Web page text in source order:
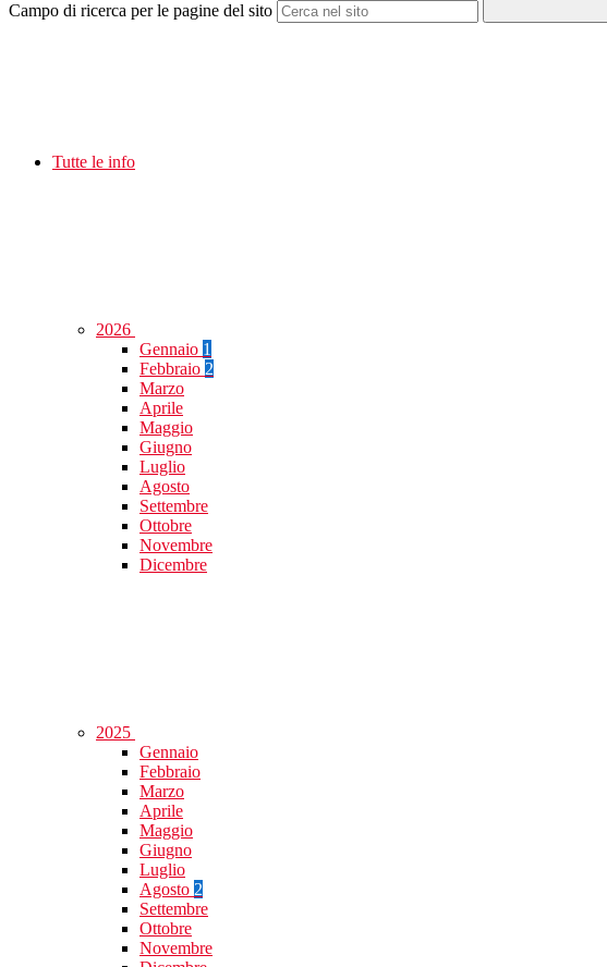
Campo di ricerca per le pagine del sito
Tutte le info
2026
Gennaio 1
Febbraio 2
Marzo
Aprile
Maggio
Giugno
Luglio
Agosto
Settembre
Ottobre
Novembre
Dicembre
2025
Gennaio
Febbraio
Marzo
Aprile
Maggio
Giugno
Luglio
Agosto 2
Settembre
Ottobre
Novembre